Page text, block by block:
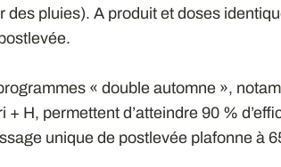
des pluies). A produit et doses
« double automne »,
+ H, permettent d’atteindre 90 %
unique de postlevée plafonne à